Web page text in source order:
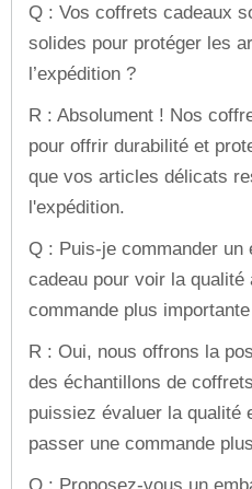
Q : Vos coffrets cadeaux
solides pour protéger les
l’expédition ?
R : Absolument ! Nos
pour offrir durabilité et
que vos articles délicats
l'expédition.
Q : Puis-je commander un
cadeau pour voir la qualité
commande plus
R : Oui, nous offrons la
des échantillons de
puissiez évaluer la qualité
passer une commande
Q : Proposez-vous un